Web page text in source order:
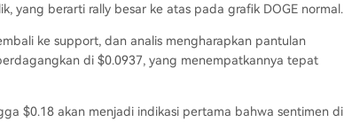
yang berarti rally besar ke atas pada grafik DOGE normal.
ke support, dan analis mengharapkan pantulan
di $0.0937, yang menempatkannya tepat
$0.18 akan menjadi indikasi pertama bahwa sentimen di